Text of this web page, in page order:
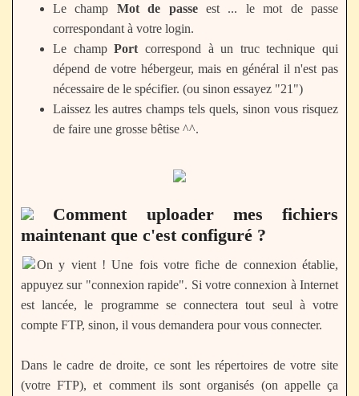
Le champ Mot de passeest ... le mot de passe
correspondant à votre login.
Le champPort correspond à un truc technique qui
dépend de votre hébergeur, mais en général il n'est pas
nécessaire de le spécifier. (ou sinon essayez "21")
Laissez les autres champs tels quels, sinon vous risquez
de faire une grosse bêtise ^^.
Comment uploader mes fichiers
maintenant que c'est configuré ?
On y vient ! Une fois votre fiche de connexion établie,
appuyez sur "connexion rapide". Si votre connexion à Internet
est lancée, le programme se connectera tout seul à votre
compte FTP, sinon, il vous demandera pour vous connecter.
Dans le cadre de droite, ce sont les répertoires de votre site
(votre FTP), et comment ils sont organisés (on appelle ça